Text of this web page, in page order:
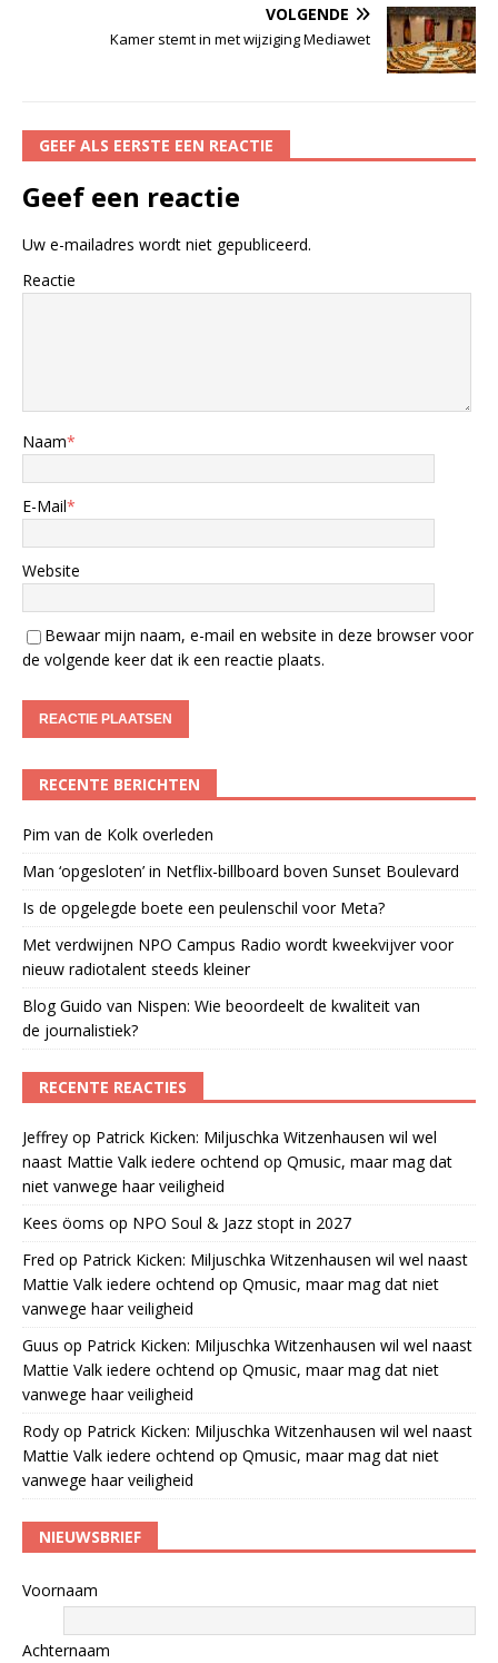
VOLGENDE
Kamer stemt in met wijziging Mediawet
GEEF ALS EERSTE EEN REACTIE
Geef een reactie
Uw e-mailadres wordt niet gepubliceerd.
Reactie
Naam*
E-Mail*
Website
Bewaar mijn naam, e-mail en website in deze browser voor
de volgende keer dat ik een reactie plaats.
RECENTE BERICHTEN
Pim van de Kolk overleden
Man ‘opgesloten’ in Netflix-billboard boven Sunset Boulevard
Is de opgelegde boete een peulenschil voor Meta?
Met verdwijnen NPO Campus Radio wordt kweekvijver voor
nieuw radiotalent steeds kleiner
Blog Guido van Nispen: Wie beoordeelt de kwaliteit van
de journalistiek?
RECENTE REACTIES
Jeffrey op Patrick Kicken: Miljuschka Witzenhausen wil wel
naast Mattie Valk iedere ochtend op Qmusic, maar mag dat
niet vanwege haar veiligheid
Kees öoms op NPO Soul & Jazz stopt in 2027
Fred op Patrick Kicken: Miljuschka Witzenhausen wil wel naast
Mattie Valk iedere ochtend op Qmusic, maar mag dat niet
vanwege haar veiligheid
Guus op Patrick Kicken: Miljuschka Witzenhausen wil wel naast
Mattie Valk iedere ochtend op Qmusic, maar mag dat niet
vanwege haar veiligheid
Rody op Patrick Kicken: Miljuschka Witzenhausen wil wel naast
Mattie Valk iedere ochtend op Qmusic, maar mag dat niet
vanwege haar veiligheid
NIEUWSBRIEF
Voornaam
Achternaam